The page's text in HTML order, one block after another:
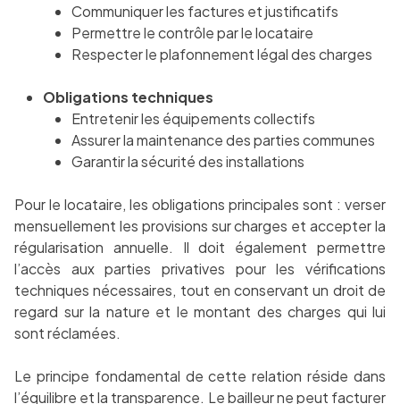
Communiquer les factures et justificatifs
Permettre le contrôle par le locataire
Respecter le plafonnement légal des charges
Obligations techniques
Entretenir les équipements collectifs
Assurer la maintenance des parties communes
Garantir la sécurité des installations
Pour le locataire, les obligations principales sont : verser
mensuellement les provisions sur charges et accepter la
régularisation annuelle. Il doit également permettre
l’accès aux parties privatives pour les vérifications
techniques nécessaires, tout en conservant un droit de
regard sur la nature et le montant des charges qui lui
sont réclamées.
Le principe fondamental de cette relation réside dans
l’équilibre et la transparence. Le bailleur ne peut facturer